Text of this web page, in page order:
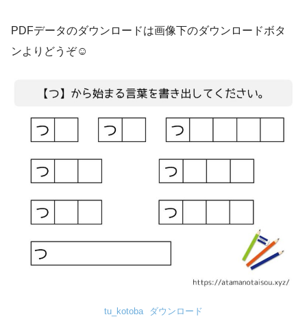
PDFデータのダウンロードは画像下のダウンロードボタ
ンよりどうぞ☺
tu_kotoba ダウンロード